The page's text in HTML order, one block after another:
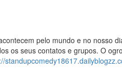
pelo mundo e no nosso
os seus contatos e grupos. O